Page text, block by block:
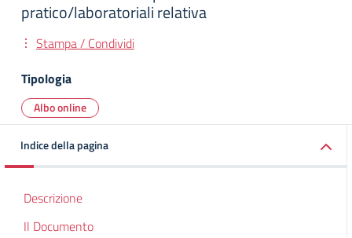
pratico/laboratoriali relativa
Stampa / Condividi
Tipologia
Albo online
Indice della pagina
Descrizione
Il Documento